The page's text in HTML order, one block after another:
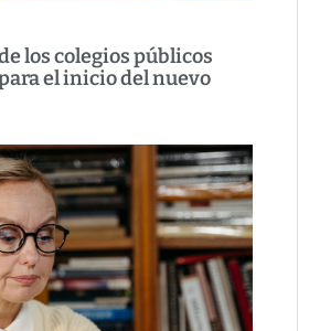
los colegios públicos
el inicio del nuevo